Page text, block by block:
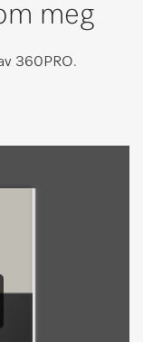
meg
360PRO.